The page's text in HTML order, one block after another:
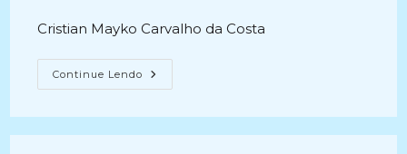
Cristian Mayko Carvalho da Costa
Continue Lendo CLASSIFICAÇÃO
E
De